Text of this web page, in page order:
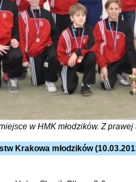
w HMK młodzików. Z
Krakowa młodzików